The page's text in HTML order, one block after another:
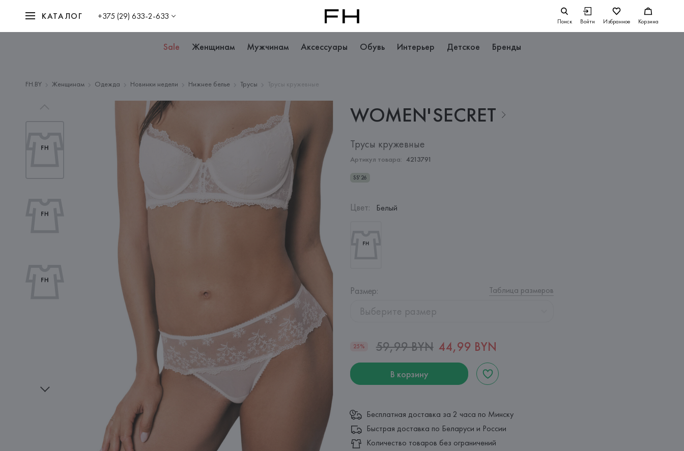
КАТАЛОГ +375 (29) 633-2-633 Поиск Войти Избранное Корзина
Sale Женщинам Мужчинам Аксессуары Обувь Интерьер Детское Бренды
FH.BY Женщинам Одежда Новинки недели Нижнее белье Трусы Трусы кружевные
WOMEN'SECRET
Трусы кружевные
Артикул товара: 4213791
SS'26
Цвет: Белый
Размер: Таблица размеров
Выберите размер
25% 59,99 BYN 44,99 BYN
В корзину
Бесплатная доставка за 2 часа по Минску
Быстрая доставка по Беларуси и России
Количество товаров без ограничений